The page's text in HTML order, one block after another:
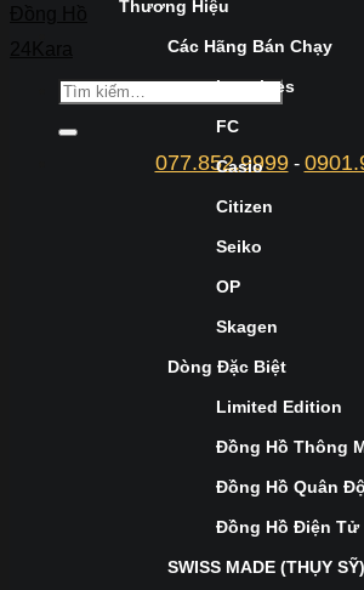
077.852.9999-
Thương Hiệu
Các Hãng Bán Chạy
Longines
FC
Casio
Citizen
Seiko
OP
Skagen
Dòng Đặc Biệt
Limited Edition
Đồng Hồ Thông
Đồng Hồ Quân
Đồng Hồ Điện Tử
SWISS MADE (THỤY SỸ)